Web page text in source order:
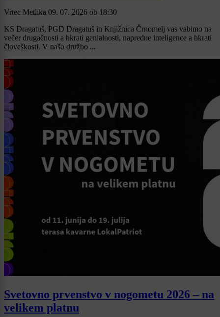
Vrtec Metlika 09. 07. 2026 ob 18:30
KS Dragatuš, PGD Dragatuš in Knjižnica Črnomelj vas vabimo na
večer drugačnosti a hkrati genialnosti, napredne inteligence a hkrati
človeškosti. V našo družbo ...
Svetovno prvenstvo v nogometu 2026 – na
velikem platnu